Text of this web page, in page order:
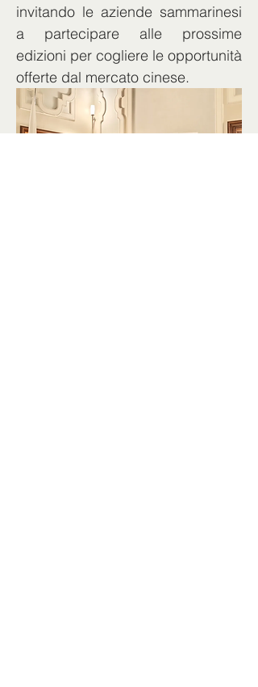
invitando le aziende sammarinesi
a partecipare alle prossime
edizioni per cogliere le opportunità
offerte dal mercato cinese.